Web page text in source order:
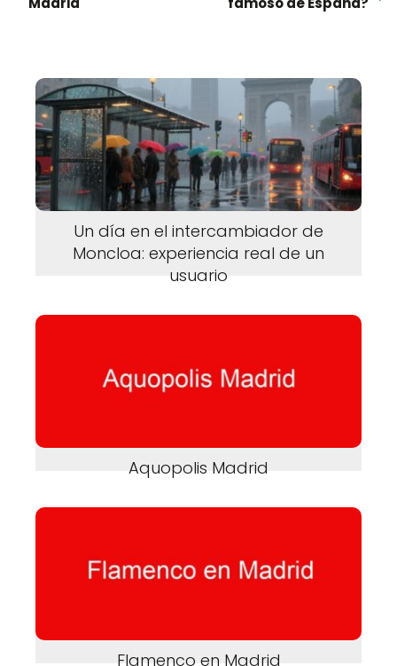
Un día en el intercambiador de
Moncloa: experiencia real de un
usuario
Aquopolis Madrid
Flamenco en Madrid